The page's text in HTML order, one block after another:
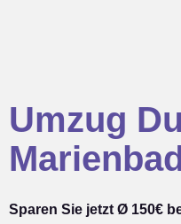
Umzug
Sparen Sie jetzt Ø 150€